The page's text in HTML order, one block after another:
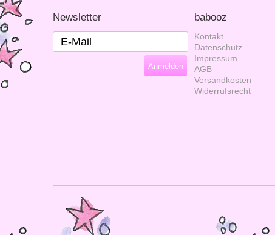
Newsletter babooz
Kontakt
Datenschutz
Impressum
AGB
Versandkosten
Widerrufsrecht